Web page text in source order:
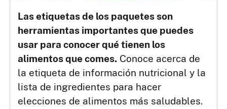
Las etiquetas de los paquetes son
herramientas importantes que puedes
usar para conocer qué tienen los
alimentos que comes. Conoce acerca de
la etiqueta de información nutricional y la
lista de ingredientes para hacer
elecciones de alimentos más saludables.